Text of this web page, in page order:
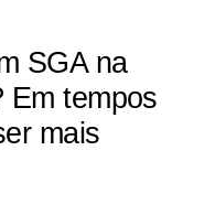
SGA na
Em tempos
mais